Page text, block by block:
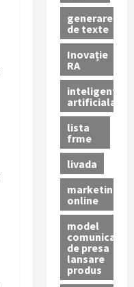
generare
de texte
Inovație
RA
inteligenta
artificiala
lista
frme
livada
marketing
online
model
comunicat
de presa
lansare
produs